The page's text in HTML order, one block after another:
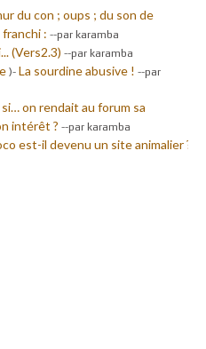
du con ; oups ; du son de
franchi : --par karamba
(Vers2.3) --par karamba
)- La sourdine abusive ! --par
on rendait au forum sa
intérêt ? --par karamba
est-il devenu un site animalier ?